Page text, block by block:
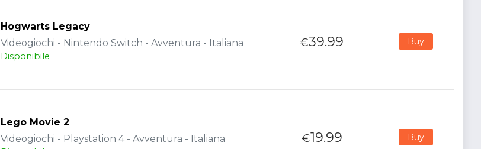
Hogwarts Legacy
Videogiochi - Nintendo Switch - Avventura - Italiana
Disponibile
€39.99 Buy
Lego Movie 2
Videogiochi - Playstation 4 - Avventura - Italiana
€19.99 Buy